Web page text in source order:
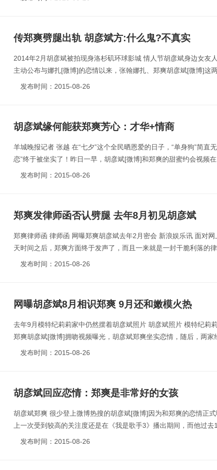
传郑爽劈腿出轨 胡彦斌方:什么鬼?不真实
2014年2月胡彦斌被拍现身洛杉矶环球影城 情人节胡彦斌身边女友
主动公布与娜扎[微博]的恋情以来，张翰娜扎、郑爽胡彦斌[微博]这
发布时间：2015-08-26
胡彦斌缘何能获郑爽芳心：才华+情商
羊城晚报记者 张越 在“七夕”这个全民晒恩爱的日子，“单身狗”简直
恋”终于被坐实了！昨日一早，胡彦斌[微博]和郑爽的甜蜜约会视频
发布时间：2015-08-26
郑爽发律师函否认劈腿 去年8月初见胡彦斌
郑爽律师函 律师函 网曝郑爽胡彦斌去年2月密会 新浪娱乐讯 面对
天时间之后，郑爽方面终于发声了，而且一来就是一封干脆利落的
发布时间：2015-08-26
网曝胡彦斌8月相识郑爽 9月还和嫩模火热
去年9月模特纪莉莉家中仍然摆着胡彦斌照片 胡彦斌照片 模特纪莉
郑爽胡彦斌[微博]拥吻视频曝光，胡彦斌郑爽坐实恋情，随后，两家
发布时间：2015-08-26
胡彦斌回应恋情：郑爽是非常好的女孩
胡彦斌郑爽 很少登上微博热搜的胡彦斌[微博]因为和郑爽的恋情正
上一次受到较高的关注度还是在《我是歌手3》播出期间，而他过去
发布时间：2015-08-26